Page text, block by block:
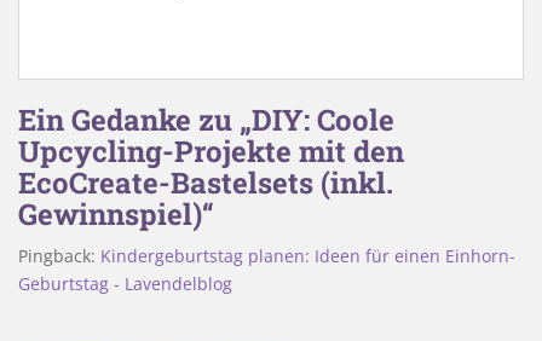
Ein Gedanke zu „DIY: Coole
Upcycling-Projekte mit den
EcoCreate-Bastelsets (inkl.
Gewinnspiel)“
Pingback: Kindergeburtstag planen: Ideen für einen Einhorn-
Geburtstag - Lavendelblog